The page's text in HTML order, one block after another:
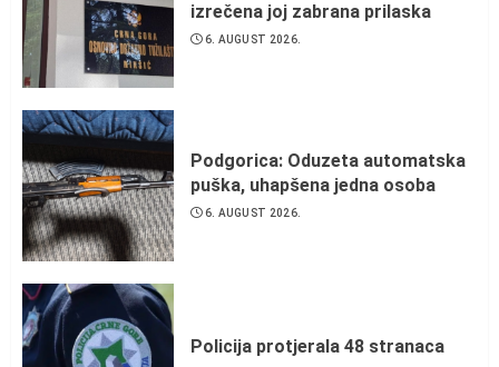
izrečena joj zabrana prilaska
6. AUGUST 2026.
Podgorica: Oduzeta automatska
puška, uhapšena jedna osoba
6. AUGUST 2026.
Policija protjerala 48 stranaca